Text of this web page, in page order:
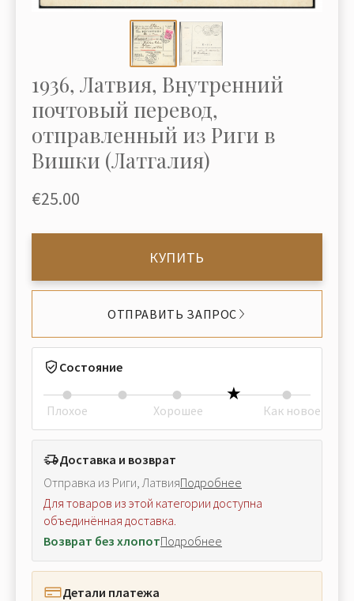
1936, Латвия, Внутренний
почтовый перевод,
отправленный из Риги в
Вишки (Латгалия)
€25.00
КУПИТЬ
ОТПРАВИТЬ ЗАПРОС
Состояние
Плохое Хорошее Как новое
Доставка и возврат
Отправка из Риги, ЛатвияПодробнее
Для товаров из этой категории доступна
объединённая доставка.
Возврат без хлопотПодробнее
Детали платежа